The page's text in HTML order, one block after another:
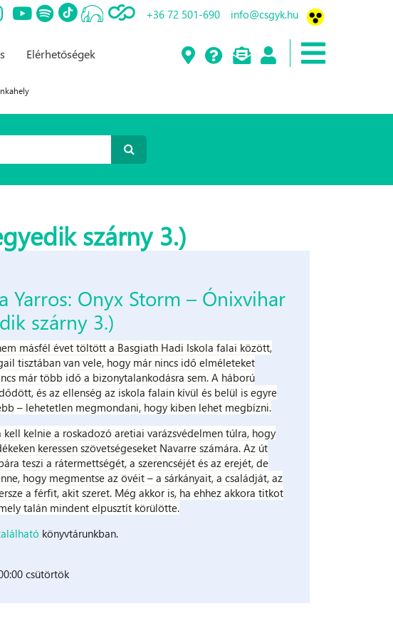
+36 72 501-690 info@csgyk.hu
Elérhetőségek
szárny 3.)
Yarros: Onyx ​Storm – Ónixvihar
szárny 3.)
másfél évet töltött a Basgiath Hadi Iskola falai között,
tisztában van vele, hogy már nincs idő elméleteket
már több idő a bizonytalankodásra sem. A háború
és az ellenség az iskola falain kívül és belül is egyre
– lehetetlen megmondani, hogy kiben lehet megbízni.
kelnie a roskadozó aretiai varázsvédelmen túlra, hogy
keressen szövetségeseket Navarre számára. Az út
teszi a rátermettségét, a szerencséjét és az erejét, de
hogy megmentse az övéit – a sárkányait, a családját, az
a férfit, akit szeret. Még akkor is, ha ehhez akkora titkot
talán mindent elpusztít körülötte.
könyvtárunkban.
csütörtök